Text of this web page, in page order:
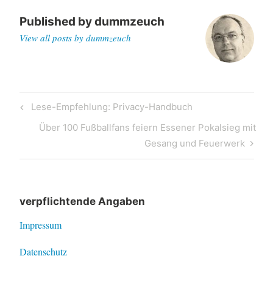
Published bydummzeuch
View all posts by dummzeuch
Post
navigation
Previous
Post
Lese-Empfehlung: Privacy-Handbuch
Next
Über 100 Fußballfans feiern Essener Pokalsieg mit
Gesang und Feuerwerk
verpflichtende Angaben
Impressum
Datenschutz